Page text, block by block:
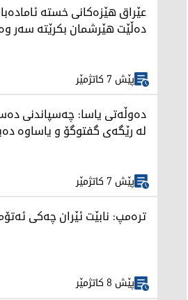
عێراق هێزەکانی خستە
دەڵێت هێرشمان بکرێتە سەر
پێش 7 کاتژمێر
دەوڵەتی یاسا: چەسپاندنی
لە رێگەی گفتوگۆ و یاساوە
پێش 7 کاتژمێر
ترەمپ: نابێت ئێران چەکی
پێش 8 کاتژمێر